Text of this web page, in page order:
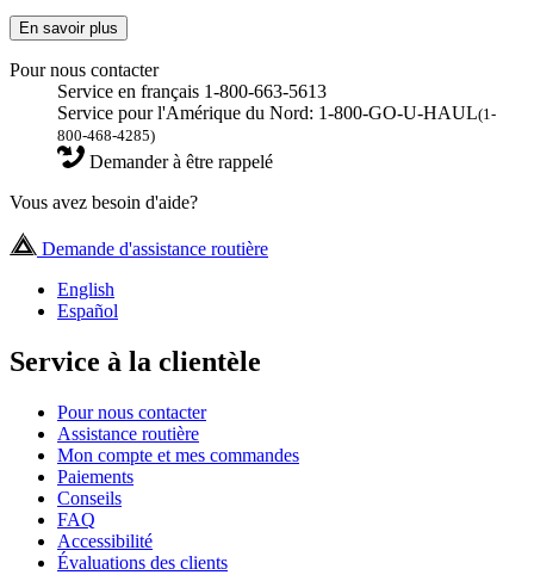
En savoir plus
Pour nous contacter
Service en français 1-800-663-5613
Service pour l'Amérique du Nord: 1-800-GO-U-HAUL(1-
800-468-4285)
Demander à être rappelé
Vous avez besoin d'aide?
Demande d'assistance routière
English
Español
Service à la clientèle
Pour nous contacter
Assistance routière
Mon compte et mes commandes
Paiements
Conseils
FAQ
Accessibilité
Évaluations des clients